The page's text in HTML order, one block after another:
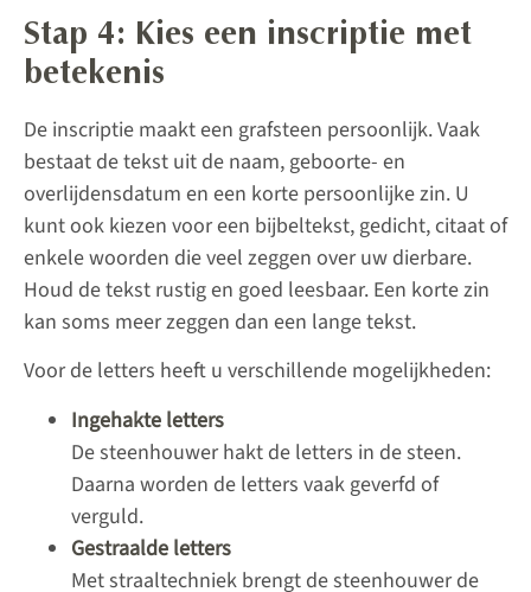
Stap 4: Kies een inscriptie met
betekenis
De inscriptie maakt een grafsteen persoonlijk. Vaak
bestaat de tekst uit de naam, geboorte- en
overlijdensdatum en een korte persoonlijke zin. U
kunt ook kiezen voor een bijbeltekst, gedicht, citaat of
enkele woorden die veel zeggen over uw dierbare.
Houd de tekst rustig en goed leesbaar. Een korte zin
kan soms meer zeggen dan een lange tekst.
Voor de letters heeft u verschillende mogelijkheden:
Ingehakte letters
De steenhouwer hakt de letters in de steen.
Daarna worden de letters vaak geverfd of
verguld.
Gestraalde letters
Met straaltechniek brengt de steenhouwer de